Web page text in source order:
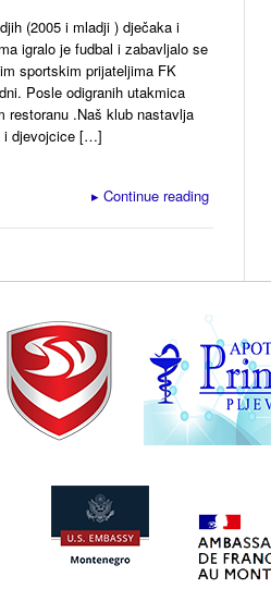
(2005 i mladji ) dječaka i
igralo je fudbal i zabavljalo se
sportskim prijateljima FK
Posle odigranih utakmica
restoranu .Naš klub nastavlja
i djevojcice […]
▸ Continue reading